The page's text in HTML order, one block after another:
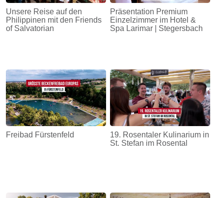
Unsere Reise auf den
Philippinen mit den Friends
of Salvatorian
Präsentation Premium
Einzelzimmer im Hotel &
Spa Larimar | Stegersbach
Freibad Fürstenfeld
19. Rosentaler Kulinarium in
St. Stefan im Rosental